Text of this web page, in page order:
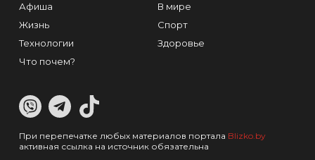
Афиша
Жизнь
Технологии
Что почем?
В мире
Спорт
Здоровье
При перепечатке любых материалов портала Blizko.by
активная ссылка на источник обязательна